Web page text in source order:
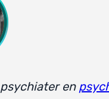
en